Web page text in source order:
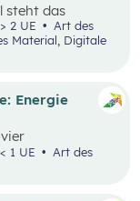
Energie
und
1 UE
steht das
Es
und
und unser
2 UE
Art des
Material, Digitale